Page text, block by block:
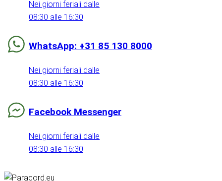
Nei giorni feriali dalle
08:30 alle 16:30
WhatsApp: +31 85 130 8000
Nei giorni feriali dalle
08:30 alle 16:30
Facebook Messenger
Nei giorni feriali dalle
08:30 alle 16:30